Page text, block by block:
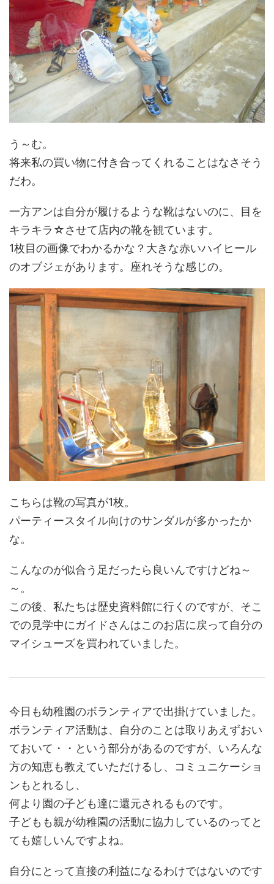
う～む。
将来私の買い物に付き合ってくれることはなさそう
だわ。
一方アンは自分が履けるような靴はないのに、目を
キラキラ☆させて店内の靴を観ています。
1枚目の画像でわかるかな？大きな赤いハイヒール
のオブジェがあります。座れそうな感じの。
こちらは靴の写真が1枚。
パーティースタイル向けのサンダルが多かったか
な。
こんなのが似合う足だったら良いんですけどね～
～。
この後、私たちは歴史資料館に行くのですが、そこ
での見学中にガイドさんはこのお店に戻って自分の
マイシューズを買われていました。
今日も幼稚園のボランティアで出掛けていました。
ボランティア活動は、自分のことは取りあえずおい
ておいて・・という部分があるのですが、いろんな
方の知恵も教えていただけるし、コミュニケーショ
ンもとれるし、
何より園の子ども達に還元されるものです。
子どもも親が幼稚園の活動に協力しているのってと
ても嬉しいんですよね。
自分にとって直接の利益になるわけではないのです